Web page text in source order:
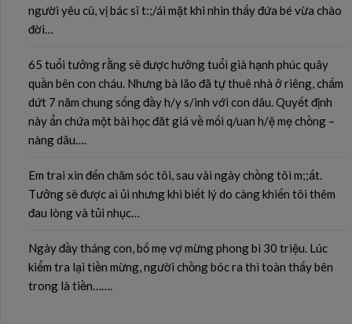
người yêu cũ, vị bác sĩ t:;/ái mặt khi nhìn thấy đứa bé vừa chào
đời…
65 tuổi tưởng rằng sẽ được hưởng tuổi già hạnh phúc quây
quần bên con cháu. Nhưng bà lão đã tự thuê nhà ở riêng, chấm
dứt 7 năm chung sống đầy h/y s/inh với con dâu. Quyết định
này ẩn chứa một bài học đăt giá về mối q/uan h/ệ mẹ chồng –
nàng dâu….
Em trai xin đến chăm sóc tôi, sau vài ngày chồng tôi m;;ất.
Tưởng sẽ được ai ủi nhưng khi biết lý do càng khiến tôi thêm
đau lòng và tủi nhục…
Ngày đầy tháng con, bố mẹ vợ mừng phong bì 30 triệu. Lúc
kiểm tra lại tiền mừng, người chồng bóc ra thì toàn thấy bên
trong là tiền…….